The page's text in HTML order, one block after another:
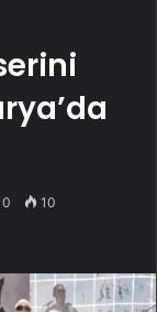
0 10